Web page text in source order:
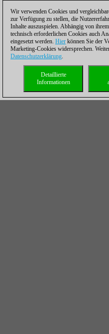
Wir verwenden Cookies und
zur Verfügung zu stellen, die
Inhalte auszuspielen. Abhängig von
technisch erforderlichen Cookies auch
eingesetzt werden. Hier können Sie der
Marketing-Cookies widersprechen.
Datenschutzerklärung.
Detaillierte
Informationen